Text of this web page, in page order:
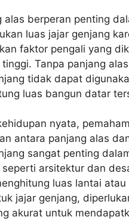
alas berperan penting
luas jajar genjang
faktor pengali yang
Tanpa panjang
tidak dapat
luas bangun datar
nyata,
antara panjang alas
sangat penting
arsitektur dan
luas lantai
jajar genjang,
akurat untuk